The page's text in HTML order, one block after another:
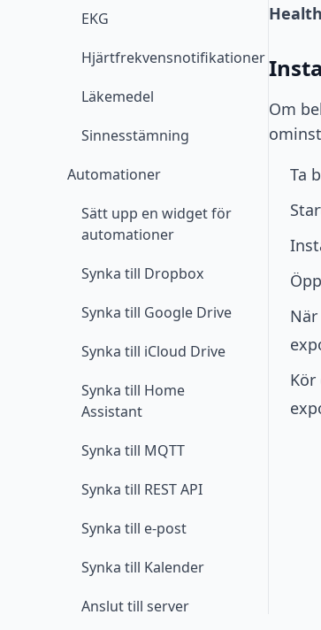
EKG
Hjärtfrekvensnotifikationer
Läkemedel
Sinnesstämning
Automationer
Sätt upp en widget för
automationer
Synka till Dropbox
Synka till Google Drive
Synka till iCloud Drive
Synka till Home
Assistant
Synka till MQTT
Synka till REST API
Synka till e-post
Synka till Kalender
Anslut till server
Om
Ta